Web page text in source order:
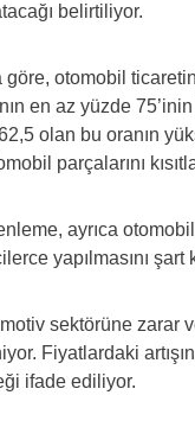
belirtiliyor.
otomobil
en az yüzde
olan bu oranın
parçalarını
ayrıca
yapılmasını şart
sektörüne zarar
Fiyatlardaki
ifade ediliyor.